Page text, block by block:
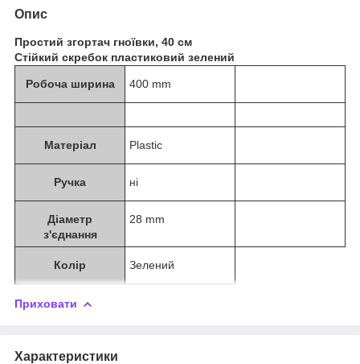
Опис
Простий згортач гноївки, 40 cм
Стійкий скребок пластиковий зелений
Робоча ширина 400 mm
Матеріал Plastic
Ручка ні
Діаметр
з'єднання
28 mm
Колір Зелений
Приховати
Характеристики